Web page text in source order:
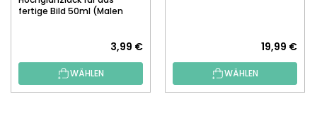
fertige Bild 50ml (Malen
3,99 €
WÄHLEN
19,99 €
WÄHLEN